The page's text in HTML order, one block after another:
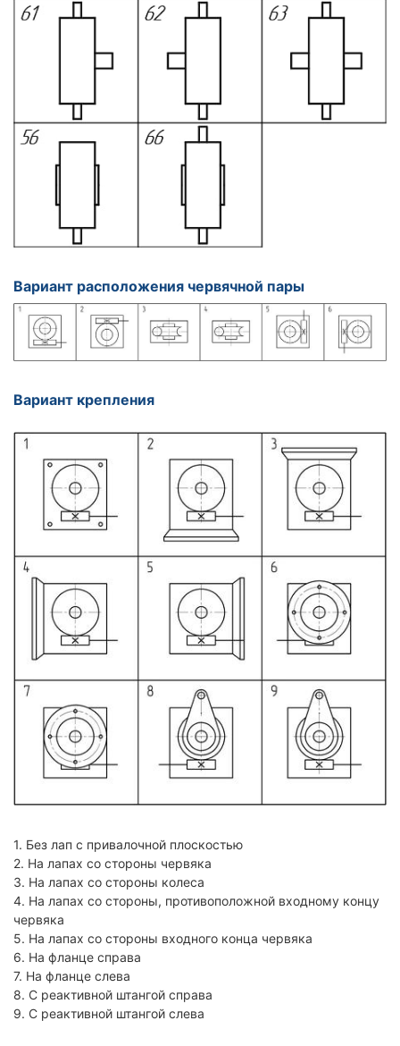
Вариант расположения червячной пары
Вариант крепления
1. Без лап с привалочной плоскостью
2. На лапах со стороны червяка
3. На лапах со стороны колеса
4. На лапах со стороны, противоположной входному концу
червяка
5. На лапах со стороны входного конца червяка
6. На фланце справа
7. На фланце слева
8. С реактивной штангой справа
9. С реактивной штангой слева